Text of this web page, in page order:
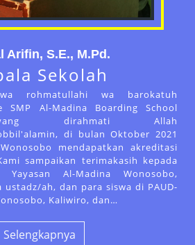
Arifin, S.E., M.Pd.
Sekolah
wa rohmatullahi wa barokatuh
SMP Al-Madina Boarding School
dirahmati Allah
di bulan Oktober 2021
mendapatkan akreditasi
sampaikan terimakasih kepada
Yayasan Al-Madina Wonosobo,
ustadz/ah, dan para siswa di PAUD-
Kaliwiro, dan…
Selengkapnya